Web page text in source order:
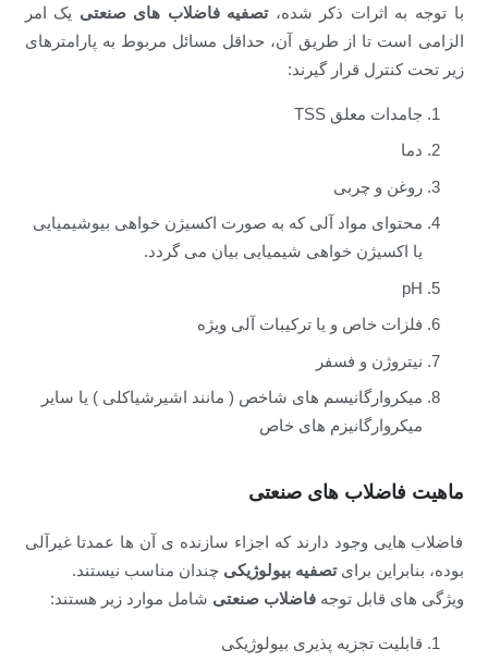
با توجه به اثرات ذکر شده،تصفیه فاضلاب های صنعتی یک امر
الزامی است تا از طریق آن، حداقل مسائل مربوط به پارامترهای
زیر تحت کنترل قرار گیرند:
جامدات معلق TSS
دما
روغن و چربی
محتوای مواد آلی که به صورت اکسیژن خواهی بیوشیمیایی
یا اکسیژن خواهی شیمیایی بیان می گردد.
pH
فلزات خاص و یا ترکیبات آلی ویژه
نیتروژن و فسفر
میکروارگانیسم های شاخص ( مانند اشیرشیاکلی ) یا سایر
میکروارگانیزم های خاص
ماهیت فاضلاب های صنعتی
فاضلاب هایی وجود دارند که اجزاء سازنده ی آن ها عمدتا غیرآلی
بوده، بنابراین برایتصفیه بیولوژیکی چندان مناسب نیستند.
ویژگی های قابل توجهفاضلاب صنعتی شامل موارد زیر هستند:
قابلیت تجزیه پذیری بیولوژیکی